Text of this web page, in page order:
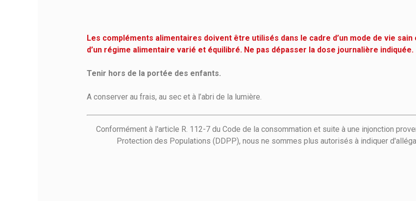
Les compléments alimentaires doivent être utilisés dans le cadre d’un mode de vie
d’un régime alimentaire varié et équilibré. Ne pas dépasser la dose journalière indiquée.
Tenir hors de la portée des enfants.
A conserver au frais, au sec et à l’abri de la lumière.
Conformément à l'article R. 112-7 du Code de la consommation et suite à une injonction
Protection des Populations (DDPP), nous ne sommes plus autorisés à indiquer